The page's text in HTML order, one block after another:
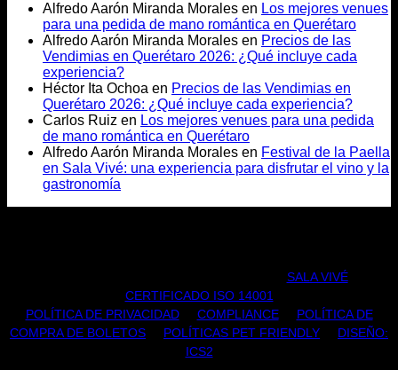
Alfredo Aarón Miranda Morales en Los mejores venues
para una pedida de mano romántica en Querétaro
Alfredo Aarón Miranda Morales en Precios de las
Vendimias en Querétaro 2026: ¿Qué incluye cada
experiencia?
Héctor Ita Ochoa en Precios de las Vendimias en
Querétaro 2026: ¿Qué incluye cada experiencia?
Carlos Ruiz en Los mejores venues para una pedida
de mano romántica en Querétaro
Alfredo Aarón Miranda Morales en Festival de la Paella
en Sala Vivé: una experiencia para disfrutar el vino y la
gastronomía
SALA VIVÉ|
CERTIFICADO ISO 14001
POLÍTICA DE PRIVACIDAD| COMPLIANCE| POLÍTICA DE
COMPRA DE BOLETOS
POLÍTICAS PET FRIENDLY
DISEÑO:
ICS2